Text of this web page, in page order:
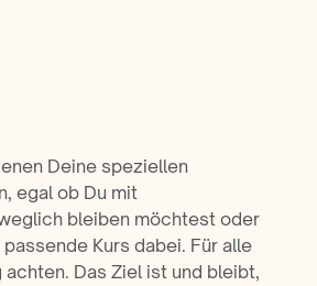
Deine speziellen
egal ob Du mit
bleiben möchtest oder
Kurs dabei. Für alle
Das Ziel ist und bleibt,